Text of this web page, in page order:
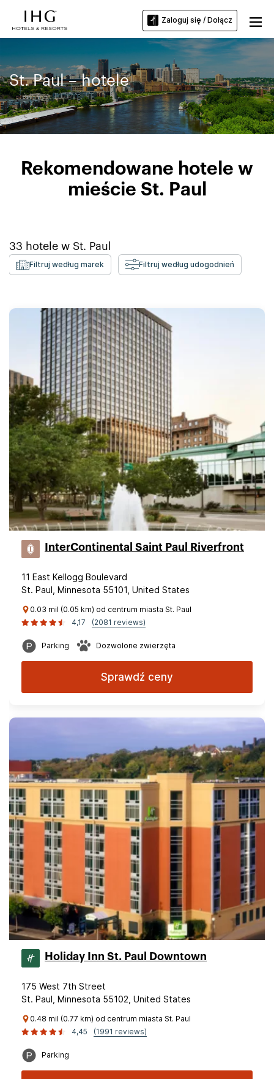
Zaloguj się / Dołącz
St. Paul – hotele
Rekomendowane hotele w
mieście St. Paul
33 hotele w St. Paul
Filtruj według marek Filtruj według udogodnień
InterContinental Saint Paul Riverfront
11 East Kellogg Boulevard
St. Paul, Minnesota 55101, United States
0.03 mil (0.05 km) od centrum miasta St. Paul
4,17
(2081 reviews)
Parking Dozwolone zwierzęta
Sprawdź ceny
Holiday Inn St. Paul Downtown
175 West 7th Street
St. Paul, Minnesota 55102, United States
0.48 mil (0.77 km) od centrum miasta St. Paul
4,45
(1991 reviews)
Parking